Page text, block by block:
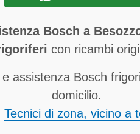
Bosch a
con ricambi
assistenza Bosch
domicilio.
Tecnici di zona, vicino a